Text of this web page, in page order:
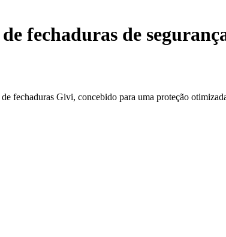
fechaduras de
fechaduras Givi, concebido para uma proteção